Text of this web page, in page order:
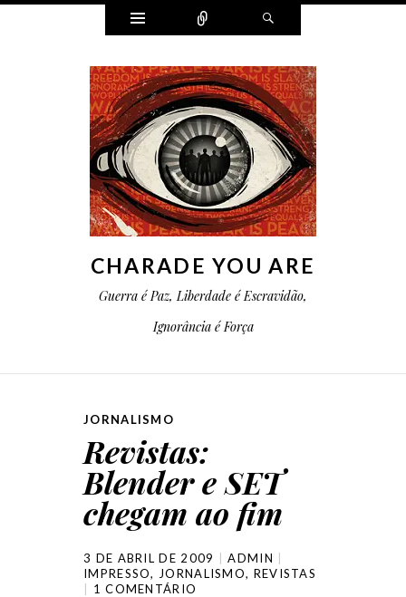
Widgets Conectar
CHARADE YOU ARE
Guerra é Paz, Liberdade é Escravidão,
Ignorância é Força
JORNALISMO
Revistas:
Blender e SET
chegam ao fim
3 DE ABRIL DE 2009
ADMIN
IMPRESSO, JORNALISMO, REVISTAS
1 COMENTÁRIO